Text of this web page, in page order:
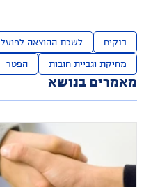
בנקים לשכת ההוצאה לפועל
מחיקת וגביית חובות הפטר
מאמרים בנושא